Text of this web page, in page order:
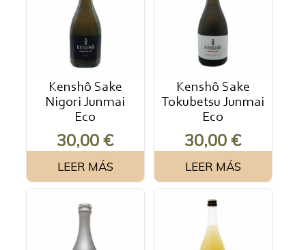
Kenshô Sake
Nigori Junmai
Eco
30,00€
LEER MÁS
Kenshô Sake
Tokubetsu Junmai
Eco
30,00€
LEER MÁS